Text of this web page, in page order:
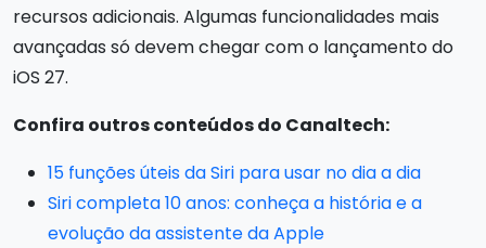
recursos adicionais. Algumas funcionalidades mais
avançadas só devem chegar com o lançamento do
iOS 27.
Confira outros conteúdos do Canaltech:
15 funções úteis da Siri para usar no dia a dia
Siri completa 10 anos: conheça a história e a
evolução da assistente da Apple